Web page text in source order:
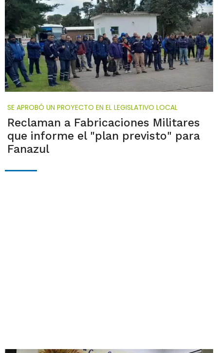
SE APROBÓ UN PROYECTO EN EL LEGISLATIVO LOCAL
Reclaman a Fabricaciones Militares
que informe el "plan previsto" para
Fanazul